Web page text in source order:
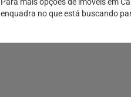
enquadra no que está buscando